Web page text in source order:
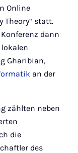
Online
Theory“ statt.
dann
lokalen
Gharibian,
an der
zählten neben
die
des